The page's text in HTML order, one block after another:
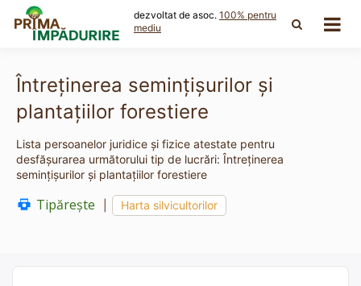
content
dezvoltat de asoc. 100% pentru
mediu
Întreţinerea seminţişurilor şi
plantaţiilor forestiere
Lista persoanelor juridice și fizice atestate pentru
desfășurarea următorului tip de lucrări: Întreţinerea
seminţişurilor şi plantaţiilor forestiere
Tipărește Harta silvicultorilor